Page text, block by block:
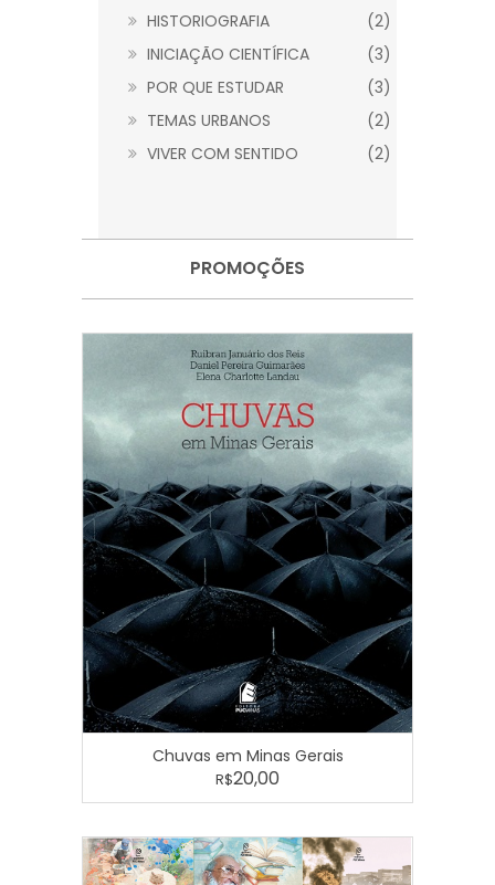
HISTORIOGRAFIA
(2)
INICIAÇÃO CIENTÍFICA
(3)
POR QUE ESTUDAR
(3)
TEMAS URBANOS
(2)
VIVER COM SENTIDO
(2)
PROMOÇÕES
Chuvas em Minas Gerais
R$20,00